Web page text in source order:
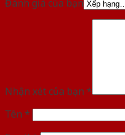
Đánh giá của bạn
Nhận xét của bạn *
Tên *